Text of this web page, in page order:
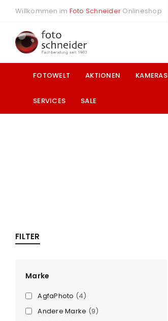
Willkommen im Foto Schneider Onlineshop
FOTOWELT AKTIONEN KAMERAS
SERVICES SALE
FILTER
Marke
AgfaPhoto (4)
Andere Marke (9)